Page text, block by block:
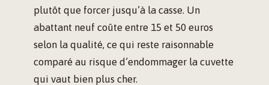
plutôt que forcer jusqu’à la casse. Un
abattant neuf coûte entre 15 et 50 euros
selon la qualité, ce qui reste raisonnable
comparé au risque d’endommager la cuvette
qui vaut bien plus cher.